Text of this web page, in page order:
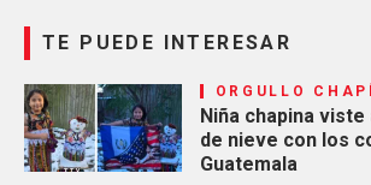
TE PUEDE INTERESAR
ORGULLO
Niña chapina
de nieve con los
Guatemala